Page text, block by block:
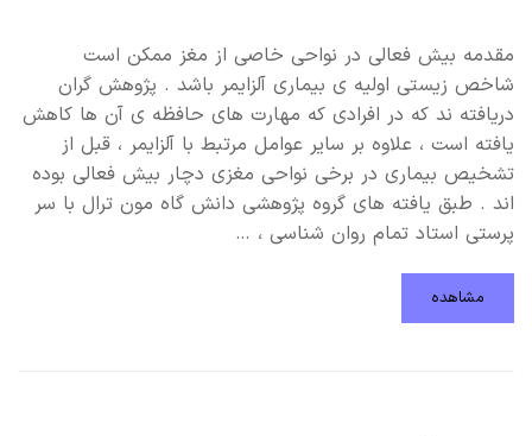
مقدمه بیش فعالی در نواحی خاصی از مغز ممکن است
شاخص زیستی اولیه ی بیماری آلزایمر باشد . پژوهش گران
دریافته ند که در افرادی که مهارت های حافظه ی آن ها کاهش
یافته است ، علاوه بر سایر عوامل مرتبط با آلزایمر ، قبل از
تشخیص بیماری در برخی نواحی مغزی دچار بیش فعالی بوده
اند . طبق یافته های گروه پژوهشی دانش گاه مون ترال با سر
پرستی استاد تمام روان شناسی ، …
مشاهده